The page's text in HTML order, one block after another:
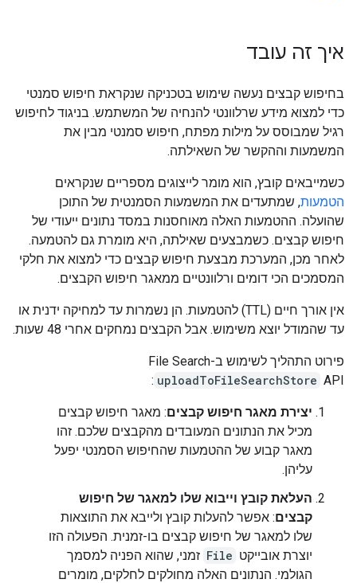
איך זה עובד
בחיפוש קבצים נעשה שימוש בטכניקה שנקראת חיפוש סמנטי
כדי למצוא מידע שרלוונטי להנחיה של המשתמש. בניגוד לחיפוש
רגיל שמבוסס על מילות מפתח, חיפוש סמנטי מבין את
המשמעות וההקשר של השאילתה.
כשמייבאים קובץ, הוא מומר לייצוגים מספריים שנקראים
הטמעות, שמתעדים את המשמעות הסמנטית של התוכן
שהועלה. ההטמעות האלה מאוחסנות במסד נתונים ייעודי של
חיפוש קבצים. כשמבצעים שאילתה, היא מומרת גם להטמעה.
לאחר מכן, המערכת מבצעת חיפוש קבצים כדי למצוא את חלקי
המסמכים הכי דומים ורלוונטיים ממאגר חיפוש הקבצים.
אין אורך חיים (TTL) להטמעות. הן נשמרות עד למחיקה ידנית או
עד שהמודל יוצא משימוש. אבל הקבצים נמחקים אחרי 48 שעות.
פירוט התהליך לשימוש ב-File Search
uploadToFileSearchStore API:
יצירת מאגר חיפוש קבצים: מאגר חיפוש קבצים
מכיל את הנתונים המעובדים מהקבצים שלכם. זהו
מאגר קבוע של ההטמעות שהחיפוש הסמנטי יפעל
עליהן.
העלאת קובץ וייבוא שלו למאגר של חיפוש
קבצים: אפשר להעלות קובץ ולייבא את התוצאות
שלו למאגר של חיפוש קבצים בו-זמנית. הפעולה הזו
יוצרת אובייקט File זמני, שהוא הפניה למסמך
הגולמי. הנתונים האלה מחולקים לחלקים, מומרים